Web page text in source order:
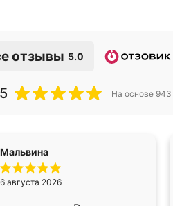
отзывы 5.0
На основе 943
Мальвина
6 августа 2026